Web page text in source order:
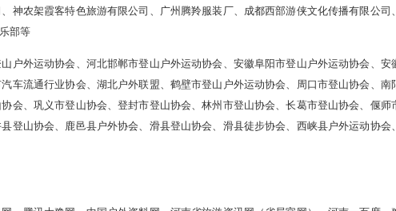
神农架霞客特色旅游有限公司、广州腾羚服装厂、成都西部游侠文化传播有限公司
部等
户外运动协会、河北邯郸市登山户外运动协会、安徽阜阳市登山户外运动协会、安
车流通行业协会、湖北户外联盟、鹤壁市登山户外运动协会、周口市登山协会、南
会、巩义市登山协会、登封市登山协会、林州市登山协会、长葛市登山协会、偃师
登山协会、鹿邑县户外协会、滑县登山协会、滑县徒步协会、西峡县户外运动协会